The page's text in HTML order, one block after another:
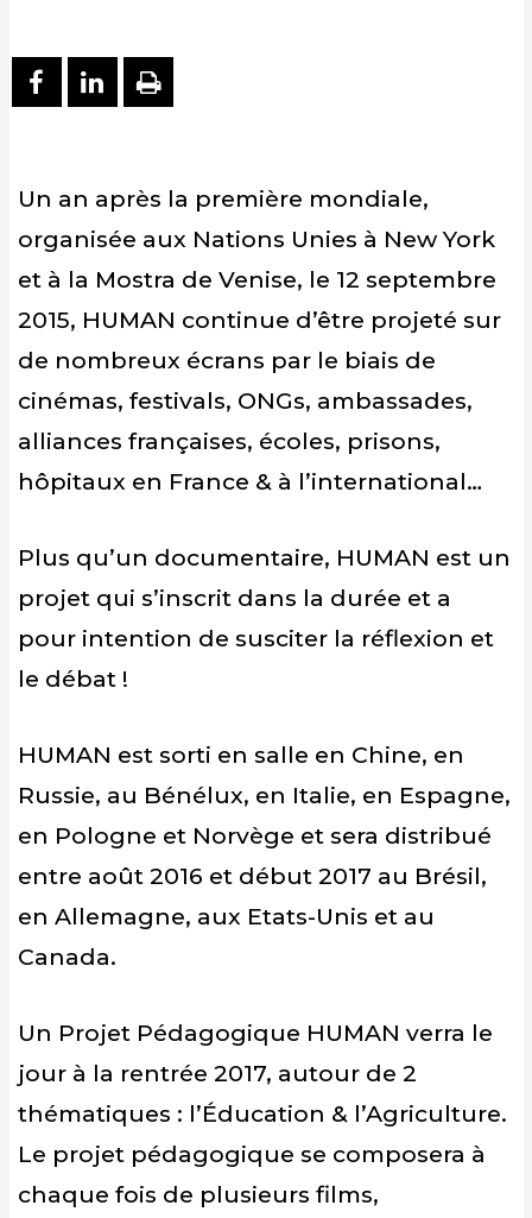
PARTAGER SUR FACEBOOK
PARTAGER SUR LINKEDIN
IMPRIMER
Un an après la première mondiale,
organisée aux Nations Unies à New York
et à la Mostra de Venise, le 12 septembre
2015, HUMAN continue d’être projeté sur
de nombreux écrans par le biais de
cinémas, festivals, ONGs, ambassades,
alliances françaises, écoles, prisons,
hôpitaux en France & à l’international…
Plus qu’un documentaire, HUMAN est un
projet qui s’inscrit dans la durée et a
pour intention de susciter la réflexion et
le débat !
HUMAN est sorti en salle en Chine, en
Russie, au Bénélux, en Italie, en Espagne,
en Pologne et Norvège et sera distribué
entre août 2016 et début 2017 au Brésil,
en Allemagne, aux Etats-Unis et au
Canada.
Un Projet Pédagogique HUMAN verra le
jour à la rentrée 2017, autour de 2
thématiques : l’Éducation & l’Agriculture.
Le projet pédagogique se composera à
chaque fois de plusieurs films,